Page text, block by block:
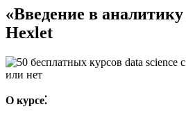
«Введение в
Hexlet
О курсе⁚